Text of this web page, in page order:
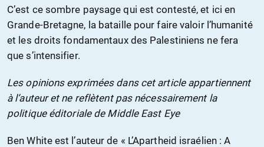
C’est ce sombre paysage qui est contesté, et ici en
Grande-Bretagne, la bataille pour faire valoir l’humanité
et les droits fondamentaux des Palestiniens ne fera
que s’intensifier.
Les opinions exprimées dans cet article appartiennent
à l’auteur et ne reflètent pas nécessairement la
politique éditoriale de Middle East Eye
Ben White est l’auteur de « L’Apartheid israélien : A